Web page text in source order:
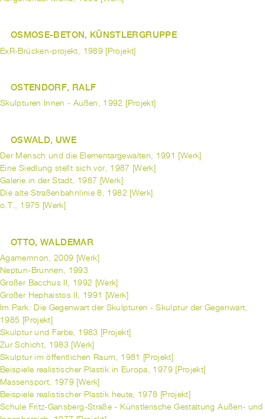
OSMOSE-BETON, KÜNSTLERGRUPPE
ExR-Brücken-projekt, 1989 [Projekt]
OSTENDORF, RALF
Skulpturen Innen - Außen, 1992 [Projekt]
OSWALD, UWE
Der Mensch und die Elementargewalten, 1991 [Werk]
Eine Siedlung stellt sich vor, 1987 [Werk]
Galerie in der Stadt, 1987 [Werk]
Die alte Straßenbahnlinie 8, 1982 [Werk]
o.T., 1975 [Werk]
OTTO, WALDEMAR
Agamemnon, 2009 [Werk]
Neptun-Brunnen, 1993
Großer Bacchus II, 1992 [Werk]
Großer Hephaistos II, 1991 [Werk]
Im Park: Die Gegenwart der Skulpturen - Skulptur der Gegenwart,
1985 [Projekt]
Skulptur und Farbe, 1983 [Projekt]
Zur Schicht, 1983 [Werk]
Skulptur im öffentlichen Raum, 1981 [Projekt]
Beispiele realistischer Plastik in Europa, 1979 [Projekt]
Massensport, 1979 [Werk]
Beispiele realistischer Plastik heute, 1978 [Projekt]
Schule Fritz-Gansberg-Straße - Künstlerische Gestaltung Außen- und